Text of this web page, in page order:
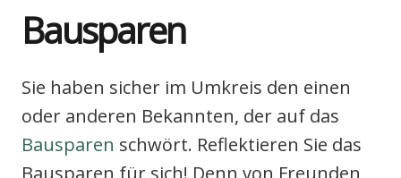
Bau­spa­ren
Sie haben sicher im Umkreis den einen
oder ande­ren Bekann­ten, der auf das
Bau­spa­ren schwört. Reflek­tie­ren Sie das
Bau­spa­ren für sich! Denn von Freun­den